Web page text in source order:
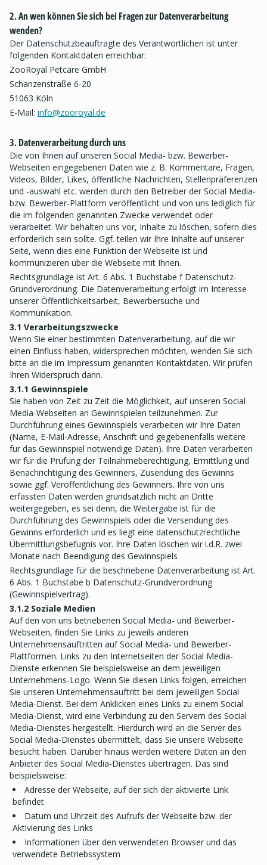
2. An wen können Sie sich bei Fragen zur Datenverarbeitung
wenden?
Der Datenschutzbeauftragte des Verantwortlichen ist unter
folgenden Kontaktdaten erreichbar:
ZooRoyal Petcare GmbH
Schanzenstraße 6-20
51063 Köln
E-Mail: info@zooroyal.de
3. Datenverarbeitung durch uns
Die von Ihnen auf unseren Social Media- bzw. Bewerber-
Webseiten eingegebenen Daten wie z. B. Kommentare, Fragen,
Videos, Bilder, Likes, öffentliche Nachrichten, Stellenpräferenzen
und -auswahl etc. werden durch den Betreiber der Social Media-
bzw. Bewerber-Plattform veröffentlicht und von uns lediglich für
die im folgenden genannten Zwecke verwendet oder
verarbeitet. Wir behalten uns vor, Inhalte zu löschen, sofern dies
erforderlich sein sollte. Ggf. teilen wir Ihre Inhalte auf unserer
Seite, wenn dies eine Funktion der Webseite ist und
kommunizieren über die Webseite mit Ihnen.
Rechtsgrundlage ist Art. 6 Abs. 1 Buchstabe f Datenschutz-
Grundverordnung. Die Datenverarbeitung erfolgt im Interesse
unserer Öffentlichkeitsarbeit, Bewerbersuche und
Kommunikation.
3.1 Verarbeitungszwecke
Wenn Sie einer bestimmten Datenverarbeitung, auf die wir
einen Einfluss haben, widersprechen möchten, wenden Sie sich
bitte an die im Impressum genannten Kontaktdaten. Wir prüfen
Ihren Widerspruch dann.
3.1.1 Gewinnspiele
Sie haben von Zeit zu Zeit die Möglichkeit, auf unseren Social
Media-Webseiten an Gewinnspielen teilzunehmen. Zur
Durchführung eines Gewinnspiels verarbeiten wir Ihre Daten
(Name, E-Mail-Adresse, Anschrift und gegebenenfalls weitere
für das Gewinnspiel notwendige Daten). Ihre Daten verarbeiten
wir für die Prüfung der Teilnahmeberechtigung, Ermittlung und
Benachrichtigung des Gewinners, Zusendung des Gewinns
sowie ggf. Veröffentlichung des Gewinners. Ihre von uns
erfassten Daten werden grundsätzlich nicht an Dritte
weitergegeben, es sei denn, die Weitergabe ist für die
Durchführung des Gewinnspiels oder die Versendung des
Gewinns erforderlich und es liegt eine datenschutzrechtliche
Übermittlungsbefugnis vor. Ihre Daten löschen wir i.d.R. zwei
Monate nach Beendigung des Gewinnspiels
Rechtsgrundlage für die beschriebene Datenverarbeitung ist Art.
6 Abs. 1 Buchstabe b Datenschutz-Grundverordnung
(Gewinnspielvertrag).
3.1.2 Soziale Medien
Auf den von uns betriebenen Social Media- und Bewerber-
Webseiten, finden Sie Links zu jeweils anderen
Unternehmensauftritten auf Social Media- und Bewerber-
Plattformen. Links zu den Internetseiten der Social Media-
Dienste erkennen Sie beispielsweise an dem jeweiligen
Unternehmens-Logo. Wenn Sie diesen Links folgen, erreichen
Sie unseren Unternehmensauftritt bei dem jeweiligen Social
Media-Dienst. Bei dem Anklicken eines Links zu einem Social
Media-Dienst, wird eine Verbindung zu den Servern des Social
Media-Dienstes hergestellt. Hierdurch wird an die Server des
Social Media-Dienstes übermittelt, dass Sie unsere Webseite
besucht haben. Darüber hinaus werden weitere Daten an den
Anbieter des Social Media-Dienstes übertragen. Das sind
beispielsweise:
Adresse der Webseite, auf der sich der aktivierte Link
befindet
Datum und Uhrzeit des Aufrufs der Webseite bzw. der
Aktivierung des Links
Informationen über den verwendeten Browser und das
verwendete Betriebssystem